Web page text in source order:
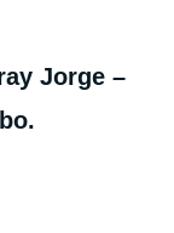
Jorge –